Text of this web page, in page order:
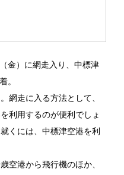
金）に網走入り、中標津
。
網走に入る方法として、
利用するのが便利でしょ
くには、中標津空港を利
空港から飛行機のほか、